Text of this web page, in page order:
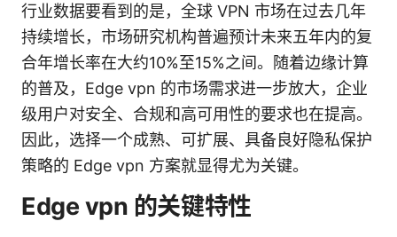
行业数据要看到的是，全球 VPN 市场在过去几年
持续增长，市场研究机构普遍预计未来五年内的复
合年增长率在大约10%至15%之间。随着边缘计算
的普及，Edge vpn 的市场需求进一步放大，企业
级用户对安全、合规和高可用性的要求也在提高。
因此，选择一个成熟、可扩展、具备良好隐私保护
策略的 Edge vpn 方案就显得尤为关键。
Edge vpn 的关键特性